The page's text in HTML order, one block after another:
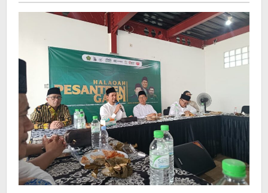
dan
Digitalisasi
Zakat